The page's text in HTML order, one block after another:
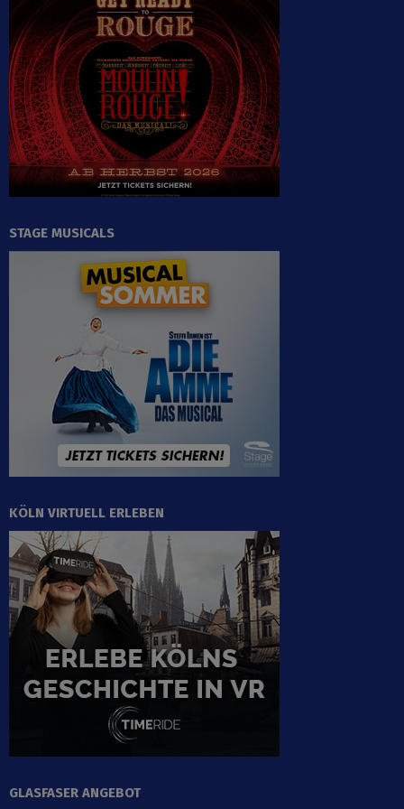
STAGE MUSICALS
KÖLN VIRTUELL ERLEBEN
GLASFASER ANGEBOT